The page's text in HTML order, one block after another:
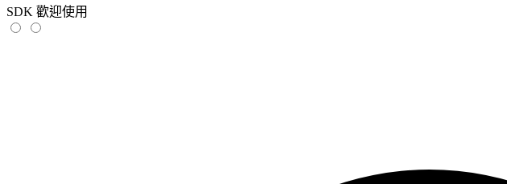
SDK 歡迎使用